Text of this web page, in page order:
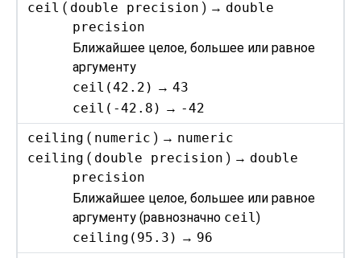
ceil ( double precision ) → double
precision
Ближайшее целое, большее или равное
аргументу
ceil(42.2) →43
ceil(-42.8) → -42
ceiling ( numeric ) → numeric
ceiling ( double precision ) → double
precision
Ближайшее целое, большее или равное
аргументу (равнозначно ceil)
ceiling(95.3) → 96